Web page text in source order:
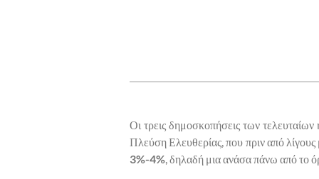
Οι τρεις δημοσκοπήσεις των
Πλεύση Ελευθερίας, που πριν από
3%-4% , δηλαδή μια ανάσα πάνω από το